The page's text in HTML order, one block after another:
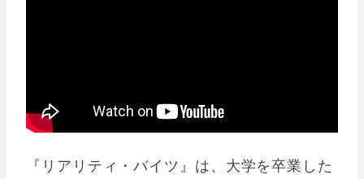
『リアリティ・バイツ』は、大学を卒業した